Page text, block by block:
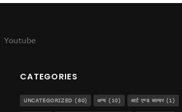
Youtube
CATEGORIES
UNCATEGORIZED (80) अन्य (10) आर्ट एण्ड कल्चर(1)